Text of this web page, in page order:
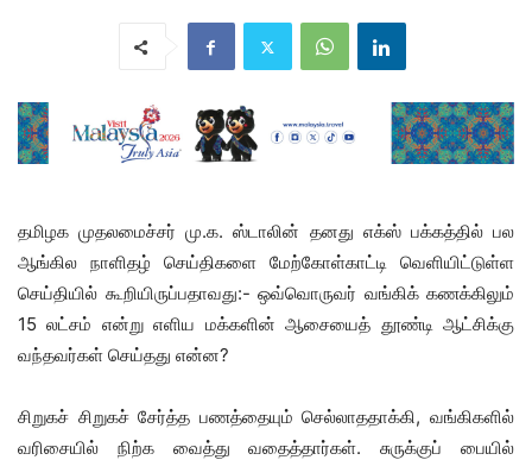
தமிழக முதலமைச்சர் மு.க. ஸ்டாலின் தனது எக்ஸ் பக்கத்தில் பல
ஆங்கில நாளிதழ் செய்திகளை மேற்கோள்காட்டி வெளியிட்டுள்ள
செய்தியில் கூறியிருப்பதாவது:- ஒவ்வொருவர் வங்கிக் கணக்கிலும்
15 லட்சம் என்று எளிய மக்களின் ஆசையைத் தூண்டி ஆட்சிக்கு
வந்தவர்கள் செய்தது என்ன?
சிறுகச் சிறுகச் சேர்த்த பணத்தையும் செல்லாததாக்கி, வங்கிகளில்
வரிசையில் நிற்க வைத்து வதைத்தார்கள். சுருக்குப் பையில்